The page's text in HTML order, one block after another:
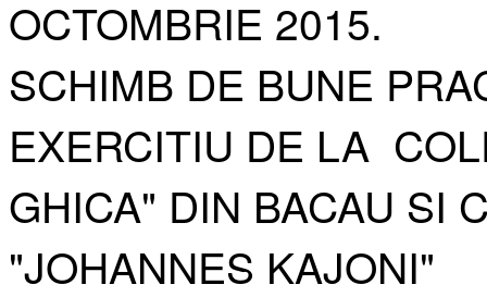
OCTOMBRIE 2015.
SCHIMB DE BUNE
EXERCITIU DE LA
GHICA" DIN BACAU SI
"JOHANNES KAJONI"​